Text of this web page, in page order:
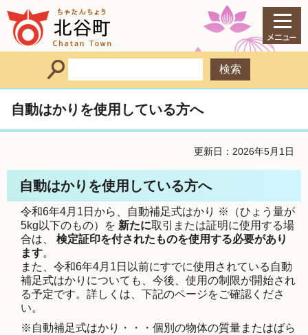
自動はかりを使用している方へ
更新日：2026年5月1日
自動はかりを使用している方へ
令和6年4月1日から、自動補足式はかり ※（ひょう量が
5kg以下のもの）を 新たに取引または証明に使用する場
合は、 検定証印を付されたものを使用する必要があり
ます。
また、令和6年4月1日以前にすでに使用されている自動
補足式はかりについても、今後、使用の制限が開始され
る予定です。詳しくは、下記のページをご確認くださ
い。
※自動補足式はかり・・・個別の物体の質量またはばら